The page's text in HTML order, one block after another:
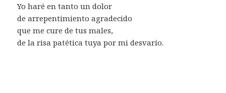
Yo haré en tanto un dolor
de arrepentimiento agradecido
que me cure de tus males,
de la risa patética tuya por mi desvarío.